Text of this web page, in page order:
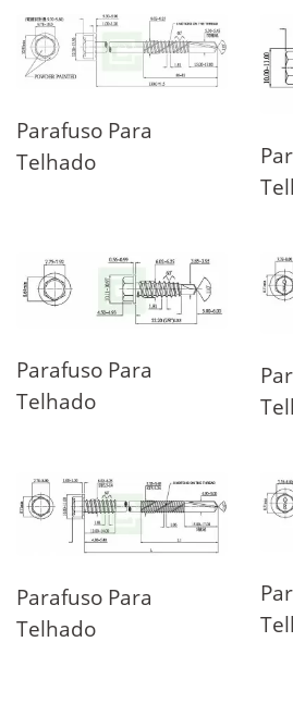
Parafuso Para
Telhado
Parafuso Para
Telhado
Parafuso Para
Telhado